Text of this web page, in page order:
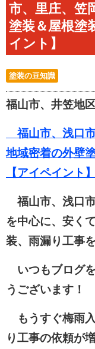
市、里庄、笠
塗装＆屋根塗
イント】
塗装の豆知識
福山市、井笠地
福山市、浅口
地域密着の外壁
【アイペイント
福山市、浅口
を中心に、安く
装、雨漏り工事
いつもブログ
うございます！
もうすぐ梅雨
り工事の依頼が